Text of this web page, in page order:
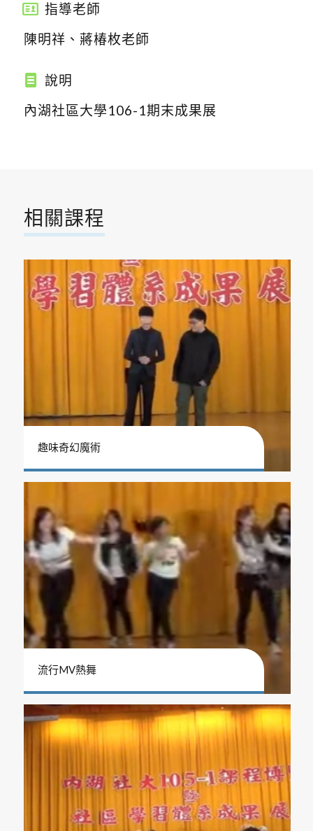
指導老師
陳明祥、蔣椿枚老師
說明
內湖社區大學106-1期末成果展
相關課程
趣味奇幻魔術
流行MV熱舞